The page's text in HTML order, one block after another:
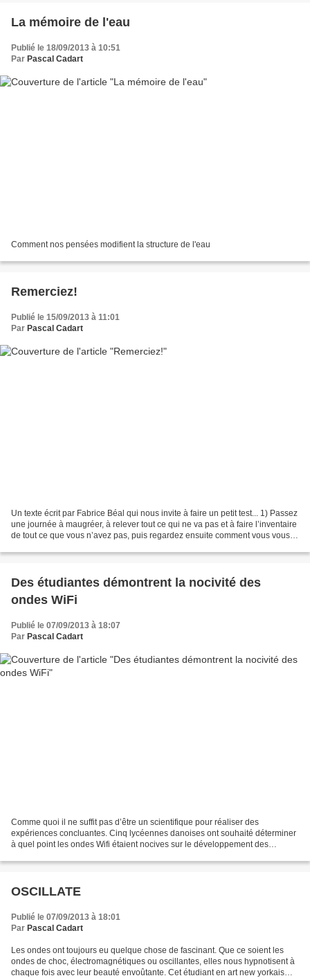
La mémoire de l'eau
Publié le 18/09/2013 à 10:51
Par Pascal Cadart
Comment nos pensées modifient la structure de l'eau
Remerciez!
Publié le 15/09/2013 à 11:01
Par Pascal Cadart
Un texte écrit par Fabrice Béal qui nous invite à faire un petit test... 1) Passez
une journée à maugréer, à relever tout ce qui ne va pas et à faire l’inventaire
de tout ce que vous n’avez pas, puis regardez ensuite comment vous vous
Des étudiantes démontrent la nocivité des
ondes WiFi
Publié le 07/09/2013 à 18:07
Par Pascal Cadart
Comme quoi il ne suffit pas d’être un scientifique pour réaliser des
expériences concluantes. Cinq lycéennes danoises ont souhaité déterminer
à quel point les ondes Wifi étaient nocives sur le développement des
OSCILLATE
Publié le 07/09/2013 à 18:01
Par Pascal Cadart
Les ondes ont toujours eu quelque chose de fascinant. Que ce soient les
ondes de choc, électromagnétiques ou oscillantes, elles nous hypnotisent à
chaque fois avec leur beauté envoûtante. Cet étudiant en art new yorkais